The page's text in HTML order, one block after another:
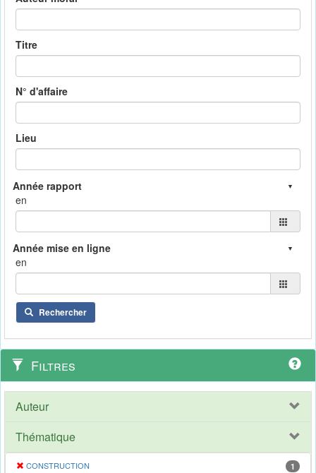
Titre
N° d'affaire
Lieu
en
en
Rechercher
Filtres
Auteur
Thématique
CONSTRUCTION 1